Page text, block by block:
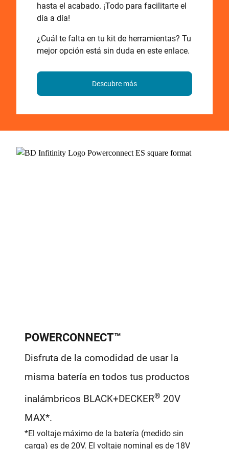
hasta el acabado. ¡Todo para facilitarte el
día a día!
¿Cuál te falta en tu kit de herramientas? Tu
mejor opción está sin duda en este enlace.
Descubre más
POWERCONNECT™
Disfruta de la comodidad de usar la
misma batería en todos tus productos
inalámbricos BLACK+DECKER® 20V
MAX*.
*El voltaje máximo de la batería (medido sin
carga) es de 20V. El voltaje nominal es de 18V